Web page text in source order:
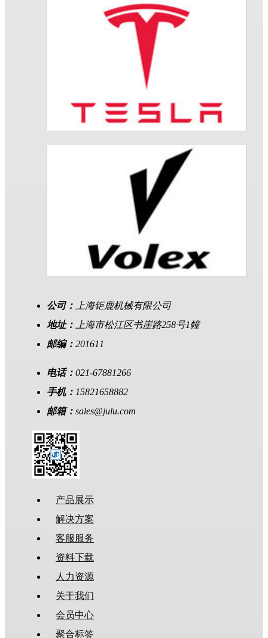
公司：
上海钜鹿机械有限公司
地址：
上海市松江区书崖路258号1幢
邮编： 201611
电话： 021-67881266
手机： 15821658882
邮箱： sales@julu.com
产品展示
解决方案
客服服务
资料下载
人力资源
关于我们
会员中心
聚合标签